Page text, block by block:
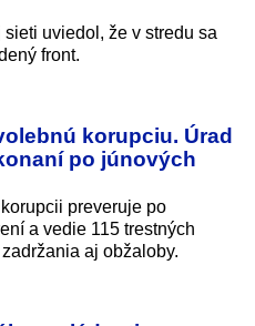
uviedol, že v stredu sa
front.
korupciu. Úrad
po júnových
preveruje po
a vedie 115 trestných
aj obžaloby.